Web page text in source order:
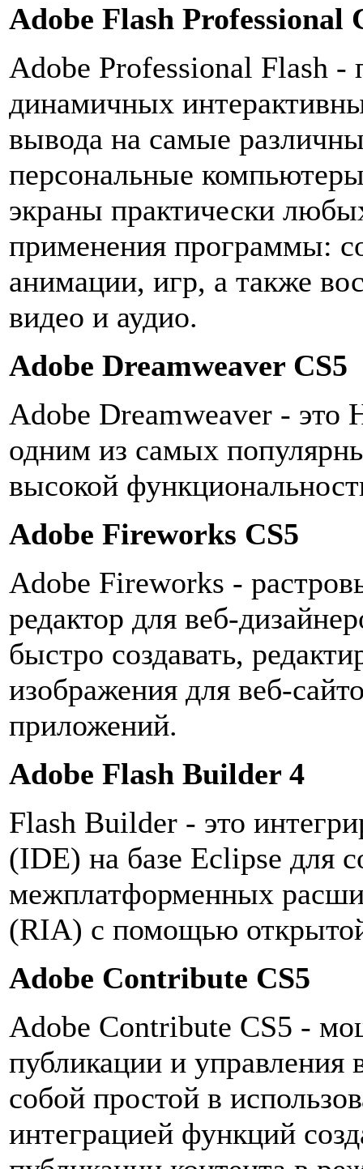
Adobe Flash Professional
Adobe Professional Flash -
динамичных
вывода на самые
персональные
экраны практически
применения программы:
анимации, игр, а также
видео и аудио.
Adobe Dreamweaver CS5
Adobe Dreamweaver - это
одним из самых
высокой
Adobe Fireworks CS5
Adobe Fireworks -
редактор для веб-
быстро создавать,
изображения для веб-
приложений.
Adobe Flash Builder 4
Flash Builder - это
(IDE) на базе Eclipse для
межплатформенных
(RIA) с помощью
Adobe Contribute CS5
Adobe Contribute CS5 -
публикации и
собой простой в
интеграцией функций